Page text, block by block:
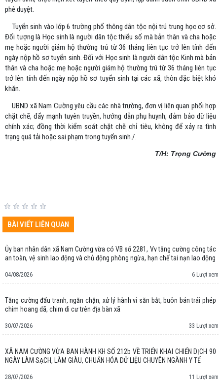
phê duyệt.
Tuyển sinh vào lớp 6 trường phổ thông dân tộc nội trú trung học cơ sở.
Đối tượng là Học sinh là người dân tộc thiểu số mà bản thân và cha hoặc
mẹ hoặc người giám hộ thường trú từ 36 tháng liên tục trở lên tính đến
ngày nộp hồ sơ tuyển sinh. Đối với Học sinh là người dân tộc Kinh mà bản
thân và cha hoặc mẹ hoặc người giám hộ thường trú từ 36 tháng liên tục
trở lên tính đến ngày nộp hồ sơ tuyển sinh tại các xã, thôn đặc biệt khó
khăn.
UBND xã Nam Cường yêu cầu các nhà trường, đơn vị liên quan phối hợp
chặt chẽ, đẩy mạnh tuyên truyền, hướng dẫn phụ huynh, đảm bảo dữ liệu
chính xác; đồng thời kiểm soát chặt chẽ chỉ tiêu, không để xảy ra tình
trạng quá tải hoặc sai phạm trong tuyển sinh./.
T/H: Trọng Cường
BÀI VIẾT LIÊN QUAN
Ủy ban nhân dân xã Nam Cường vừa có VB số 2281, Vv tăng cường công tác
an toàn, vệ sinh lao động và chủ động phòng ngừa, hạn chế tai nạn lao động
04/08/2026 6 Lượt xem
Tăng cường đấu tranh, ngăn chặn, xử lý hành vi săn bắt, buôn bán trái phép
chim hoang dã, chim di cư trên địa bàn xã
30/07/2026 33 Lượt xem
XÃ NAM CƯỜNG VỪA BAN HÀNH KH SỐ 212b VỀ TRIỂN KHAI CHIẾN DỊCH 90
NGÀY LÀM SẠCH, LÀM GIÀU, CHUẨN HÓA DỮ LIỆU CHUYÊN NGÀNH Y TẾ
28/07/2026 11 Lượt xem